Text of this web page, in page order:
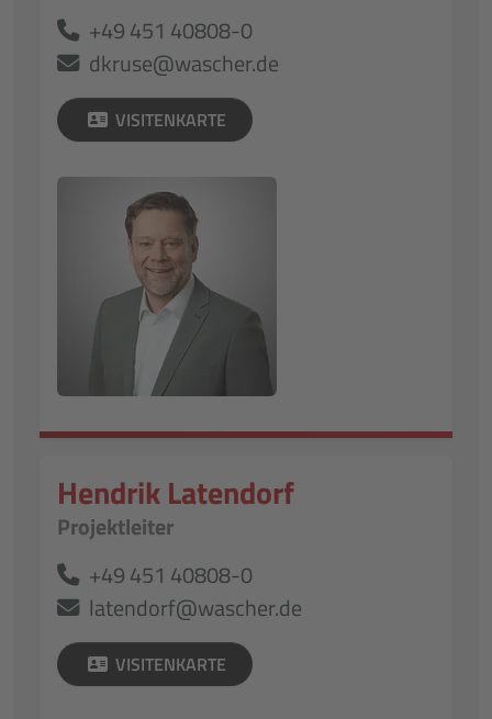
+49 451 40808-0
dkruse@wascher.de
VISITENKARTE
Hendrik Latendorf
Projektleiter
+49 451 40808-0
latendorf@wascher.de
VISITENKARTE